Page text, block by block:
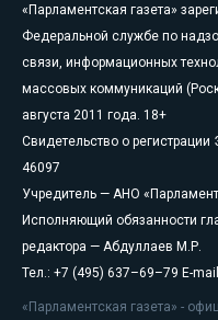
«Парламентская газета»
Федеральной службе по
связи, информационных
массовых коммуникаций
августа 2011 года. 18+
Свидетельство о
46097
Учредитель — АНО
Исполняющий обязанности
редактора — Абдуллаев М.Р.
Тел.: +7 (495) 637–69–79 E-
«Парламентская газета» -